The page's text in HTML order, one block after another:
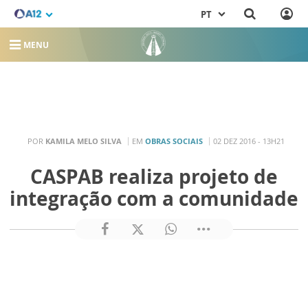
PT
MENU
POR KAMILA MELO SILVA EM OBRAS SOCIAIS 02 DEZ 2016 - 13H21
CASPAB realiza projeto de
integração com a comunidade